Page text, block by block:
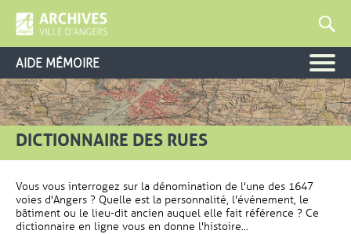
AIDE MÉMOIRE
DICTIONNAIRE DES RUES
Vous vous interrogez sur la dénomination de l'une des 1647
voies d'Angers ? Quelle est la personnalité, l'événement, le
bâtiment ou le lieu-dit ancien auquel elle fait référence ? Ce
dictionnaire en ligne vous en donne l'histoire...